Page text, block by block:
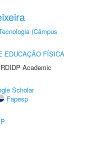
(Câmpus
EDUCAÇÃO FÍSICA
Academic
Scholar
Fapesp